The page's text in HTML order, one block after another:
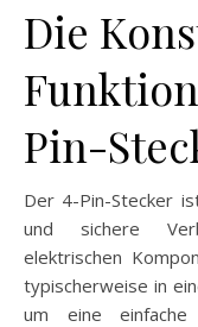
Die
Pin-
Der 4-Pin-Stecker
und sichere
elektrischen
typischerweise in
um eine einfache